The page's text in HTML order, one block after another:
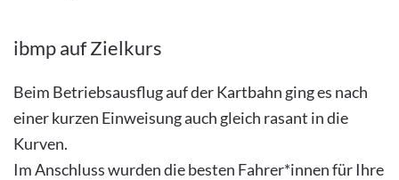
ibmp auf Zielkurs
Beim Betriebsausflug auf der Kartbahn ging es nach
einer kurzen Einweisung auch gleich rasant in die
Kurven.
Im Anschluss wurden die besten Fahrer*innen für Ihre